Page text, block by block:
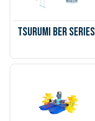
Tsurumi BER Series